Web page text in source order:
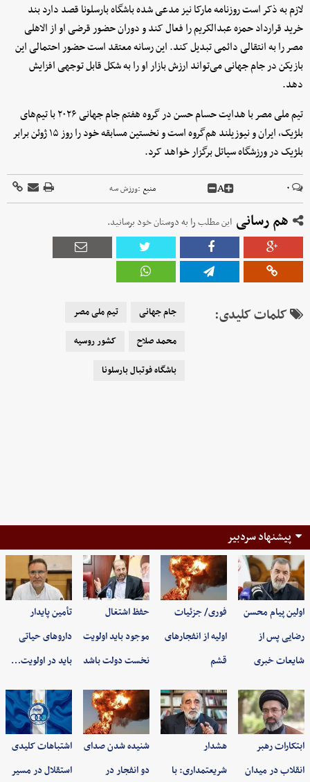
لازم به ذکر است روزنامه مارکا نیز مدعی شده باشگاه بارسلونا قصد دارد بند
خرید قرارداد حمزه عبدالکریم را فعال کند و دوران حضور قرضی او از الاهلی
مصر را به انتقالی دائمی تبدیل کند. این رسانه معتقد است حضور احتمالی این
بازیکن در جام جهانی می‌تواند ارزش بازار او را به شکل قابل توجهی افزایش
دهد.
تیم ملی مصر با هدایت حسام حسن در گروه هفتم جام جهانی ۲۰۲۶ با تیم‌های
بلژیک، ایران و نیوزیلند هم‌گروه است و نخستین مسابقه خود را روز ۱۵ ژوئن برابر
بلژیک در ورزشگاه سیاتل برگزار خواهد کرد.
۰ A منبع :ورزش سه
هم رسانی این مطلب را به دوستان خود برسانید.
کلمات کلیدی: جام جهانی
تیم ملی مصر
محمد صلاح
کشور روسیه
باشگاه فوتبال بارسلونا
پیشنهاد سردبیر
اولین پیام محسن
رضایی پس از
شایعات خبری
فوری/ جزئیات
اولیه از انفجارهای
قشم
حفظ اشتغال
موجود باید اولویت
نخست دولت باشد
تأمین پایدار
داروهای حیاتی
باید در اولویت…
ابتکارات رهبر
انقلاب در میدان
هشدار
شریعتمداری: با
شنیده شدن صدای
دو انفجار در
اشتباهات کلیدی
استقلال در مسیر